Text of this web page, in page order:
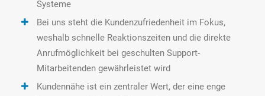
Systeme
Bei uns steht die Kundenzufriedenheit im Fokus,
weshalb schnelle Reaktionszeiten und die direkte
Anrufmöglichkeit bei geschulten Support-
Mitarbeitenden gewährleistet wird
Kundennähe ist ein zentraler Wert, der eine enge